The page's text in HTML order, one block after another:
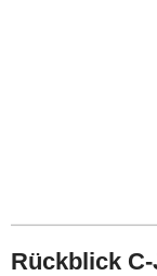
Rückblick